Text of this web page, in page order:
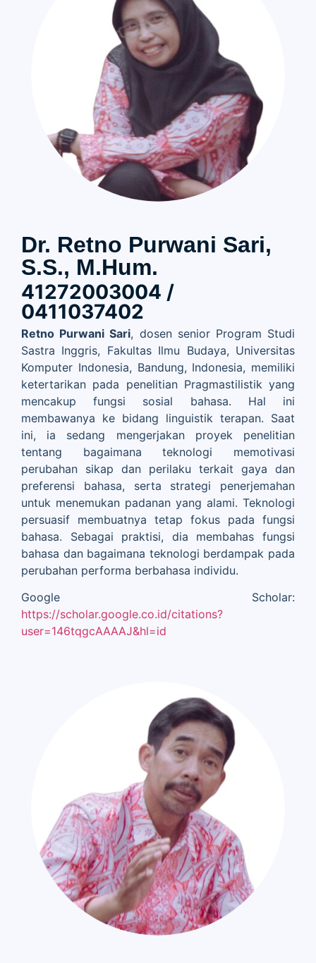
Dr. Retno Purwani Sari,
S.S., M.Hum.
41272003004 /
0411037402​
Retno Purwani Sari, dosen senior Program Studi
Sastra Inggris, Fakultas Ilmu Budaya, Universitas
Komputer Indonesia, Bandung, Indonesia, memiliki
ketertarikan pada penelitian Pragmastilistik yang
mencakup fungsi sosial bahasa. Hal ini
membawanya ke bidang linguistik terapan. Saat
ini, ia sedang mengerjakan proyek penelitian
tentang bagaimana teknologi memotivasi
perubahan sikap dan perilaku terkait gaya dan
preferensi bahasa, serta strategi penerjemahan
untuk menemukan padanan yang alami. Teknologi
persuasif membuatnya tetap fokus pada fungsi
bahasa. Sebagai praktisi, dia membahas fungsi
bahasa dan bagaimana teknologi berdampak pada
perubahan performa berbahasa individu.
Google Scholar:
https://scholar.google.co.id/citations?
user=146tqgcAAAAJ&hl=id